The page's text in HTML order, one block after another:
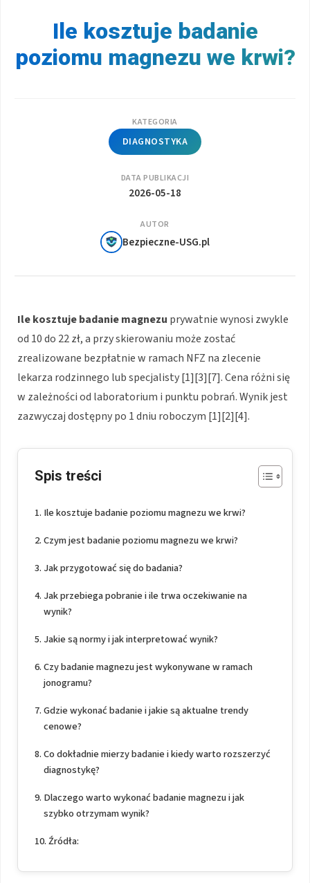
Ile kosztuje badanie
poziomu magnezu we krwi?
KATEGORIA
DIAGNOSTYKA
DATA PUBLIKACJI
2026-05-18
AUTOR
Bezpieczne-USG.pl
Ile kosztuje badanie magnezu prywatnie wynosi zwykle
od 10 do 22 zł, a przy skierowaniu może zostać
zrealizowane bezpłatnie w ramach NFZ na zlecenie
lekarza rodzinnego lub specjalisty [1][3][7]. Cena różni się
w zależności od laboratorium i punktu pobrań. Wynik jest
zazwyczaj dostępny po 1 dniu roboczym [1][2][4].
Spis treści
Ile kosztuje badanie poziomu magnezu we krwi?
Czym jest badanie poziomu magnezu we krwi?
Jak przygotować się do badania?
Jak przebiega pobranie i ile trwa oczekiwanie na
wynik?
Jakie są normy i jak interpretować wynik?
Czy badanie magnezu jest wykonywane w ramach
jonogramu?
Gdzie wykonać badanie i jakie są aktualne trendy
cenowe?
Co dokładnie mierzy badanie i kiedy warto rozszerzyć
diagnostykę?
Dlaczego warto wykonać badanie magnezu i jak
szybko otrzymam wynik?
Źródła: